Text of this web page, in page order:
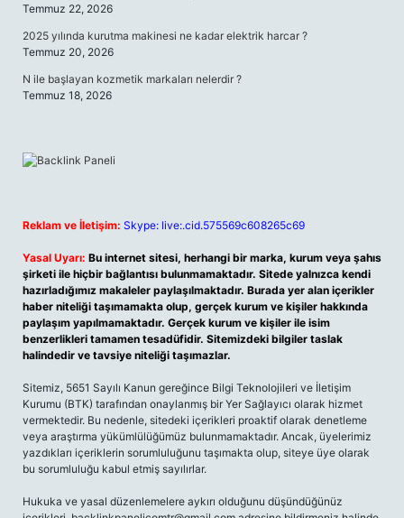
Temmuz 22, 2026
2025 yılında kurutma makinesi ne kadar elektrik harcar ?
Temmuz 20, 2026
N ile başlayan kozmetik markaları nelerdir ?
Temmuz 18, 2026
Reklam ve İletişim: Skype: live:.cid.575569c608265c69
Yasal Uyarı: Bu internet sitesi, herhangi bir marka, kurum veya şahıs
şirketi ile hiçbir bağlantısı bulunmamaktadır. Sitede yalnızca kendi
hazırladığımız makaleler paylaşılmaktadır. Burada yer alan içerikler
haber niteliği taşımamakta olup, gerçek kurum ve kişiler hakkında
paylaşım yapılmamaktadır. Gerçek kurum ve kişiler ile isim
benzerlikleri tamamen tesadüfidir. Sitemizdeki bilgiler taslak
halindedir ve tavsiye niteliği taşımazlar.
Sitemiz, 5651 Sayılı Kanun gereğince Bilgi Teknolojileri ve İletişim
Kurumu (BTK) tarafından onaylanmış bir Yer Sağlayıcı olarak hizmet
vermektedir. Bu nedenle, sitedeki içerikleri proaktif olarak denetleme
veya araştırma yükümlülüğümüz bulunmamaktadır. Ancak, üyelerimiz
yazdıkları içeriklerin sorumluluğunu taşımakta olup, siteye üye olarak
bu sorumluluğu kabul etmiş sayılırlar.
Hukuka ve yasal düzenlemelere aykırı olduğunu düşündüğünüz